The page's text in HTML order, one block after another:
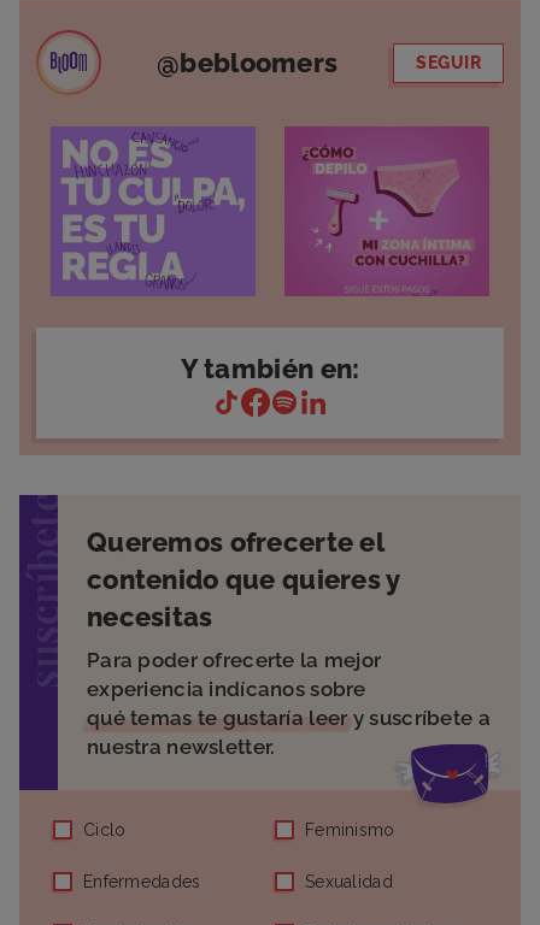
@bebloomers SEGUIR
Y también en:
Queremos ofrecerte el
contenido que quieres y
necesitas
Para poder ofrecerte la mejor
experiencia indícanos sobre
qué temas te gustaría leer y suscríbete a
nuestra newsletter.
Ciclo Feminismo
Enfermedades Sexualidad